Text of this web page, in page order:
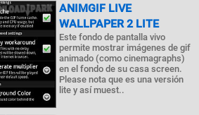
ANIMGIF LIVE
WALLPAPER 2 LITE
Este fondo de pantalla vivo
permite mostrar imágenes de gif
animado (como cinemagraphs)
en el fondo de su casa screen.
Please nota que es una versión
lite y así muest..